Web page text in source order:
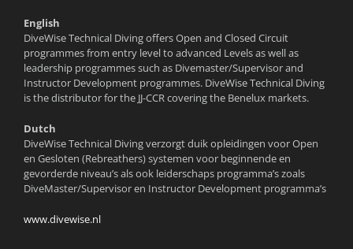
English
DiveWise Technical Diving offers Open and Closed Circuit
programmes from entry level to advanced Levels as well as
leadership programmes such as Divemaster/Supervisor and
Instructor Development programmes. DiveWise Technical Diving
is the distributor for the JJ-CCR covering the Benelux markets.
Dutch
DiveWise Technical Diving verzorgt duik opleidingen voor Open
en Gesloten (Rebreathers) systemen voor beginnende en
gevorderde niveau’s als ook leiderschaps programma’s zoals
DiveMaster/Supervisor en Instructor Development programma’s
www.divewise.nl